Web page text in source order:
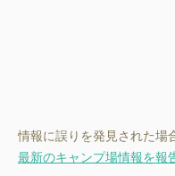
情報に誤りを発見された場
最新のキャンプ場情報を報